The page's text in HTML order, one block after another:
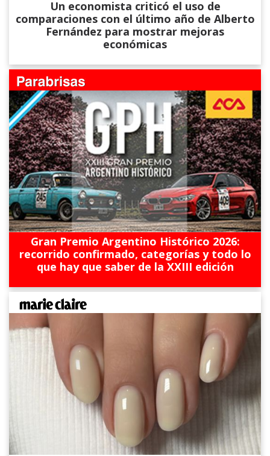
Un economista criticó el uso de
comparaciones con el último año de Alberto
Fernández para mostrar mejoras
económicas
Gran Premio Argentino Histórico 2026:
recorrido confirmado, categorías y todo lo
que hay que saber de la XXIII edición